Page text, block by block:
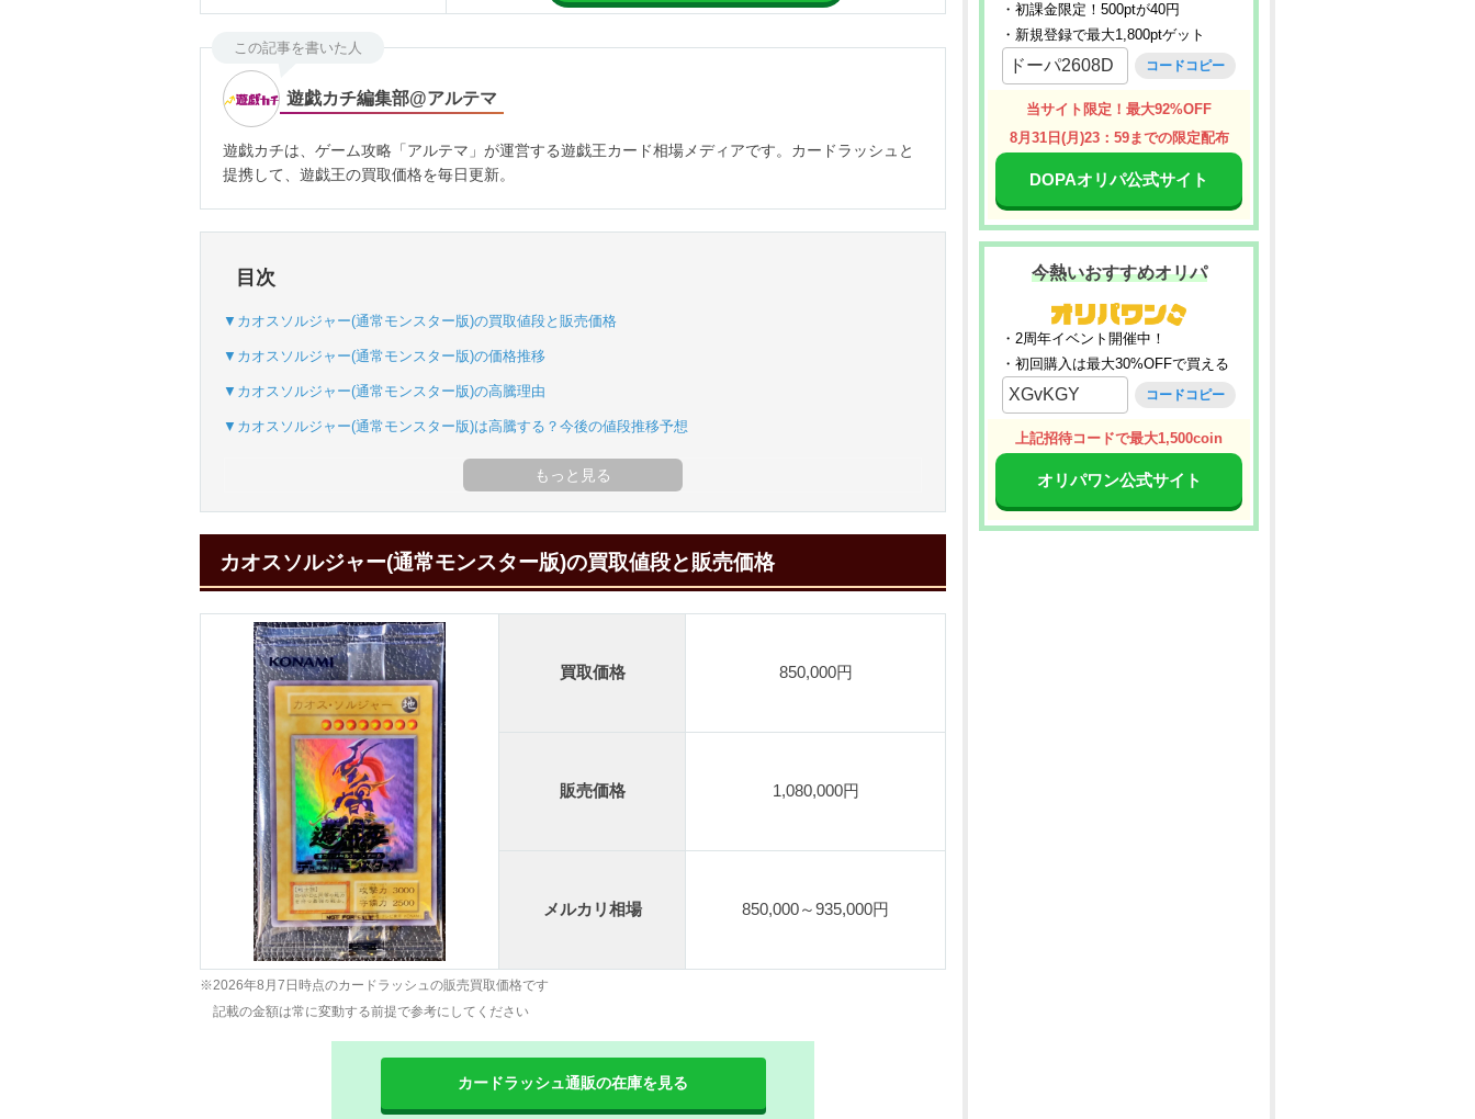
この記事を書いた人
遊戯カチ編集部@アルテマ
遊戯カチは、ゲーム攻略「アルテマ」が運営する遊戯王カード相場メディアです。カードラッシュと
提携して、遊戯王の買取価格を毎日更新。
目次
▼カオスソルジャー(通常モンスター版)の買取値段と販売価格
▼カオスソルジャー(通常モンスター版)の価格推移
▼カオスソルジャー(通常モンスター版)の高騰理由
▼カオスソルジャー(通常モンスター版)は高騰する？今後の値段推移予想
カオスソルジャー(通常モンスター版)の買取値段と販売価格
買取価格 850,000円
販売価格 1,080,000円
メルカリ相場 850,000～935,000円
※2026年8月7日時点のカードラッシュの販売買取価格です
記載の金額は常に変動する前提で参考にしてください
カードラッシュ通販の在庫を見る
・初課金限定！500ptが40円
・新規登録で最大1,800ptゲット
ドーパ2608D コードコピー
当サイト限定！最大92%OFF
8月31日(月)23：59までの限定配布
DOPAオリパ公式サイト
今熱いおすすめオリパ
・2周年イベント開催中！
・初回購入は最大30%OFFで買える
XGvKGY コードコピー
上記招待コードで最大1,500coin
オリパワン公式サイト